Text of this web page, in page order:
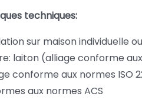
techniques:
sur maison individuelle
laiton (alliage conforme aux
conforme aux normes ISO
aux normes ACS